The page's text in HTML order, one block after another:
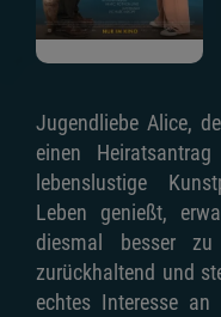
Jugendliebe Alice,
einen
lebenslustige
Leben genießt,
diesmal besser
zurückhaltend und
echtes Interesse